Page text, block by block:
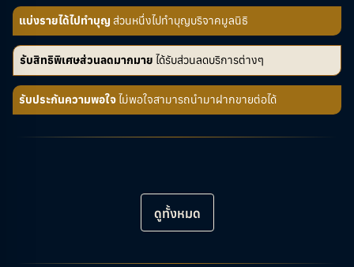
แบ่งรายได้ไปทำบุญ ส่วนหนึ่งไปทำบุญบริจาคมูลนิธิ
รับสิทธิพิเศษส่วนลดมากมาย ได้รับส่วนลดบริการต่างๆ
รับประกันความพอใจไม่พอใจสามารถนำมาฝากขายต่อได้
ดูทั้งหมด